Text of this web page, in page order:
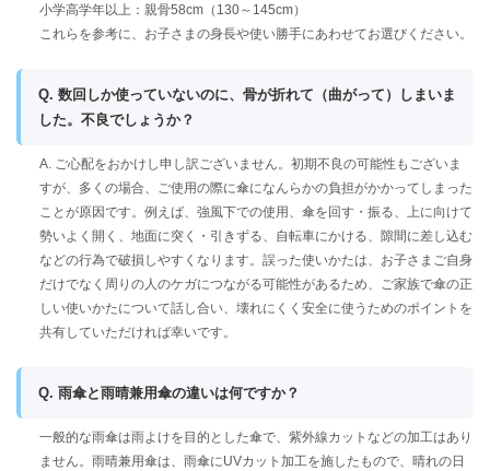
小学高学年以上：親骨58cm（130～145cm）
これらを参考に、お子さまの身長や使い勝手にあわせてお選びください。
Q. 数回しか使っていないのに、骨が折れて（曲がって）しまいま
した。不良でしょうか？
A. ご心配をおかけし申し訳ございません。初期不良の可能性もございま
すが、多くの場合、ご使用の際に傘になんらかの負担がかかってしまった
ことが原因です。例えば、強風下での使用、傘を回す・振る、上に向けて
勢いよく開く、地面に突く・引きずる、自転車にかける、隙間に差し込む
などの行為で破損しやすくなります。誤った使いかたは、お子さまご自身
だけでなく周りの人のケガにつながる可能性があるため、ご家族で傘の正
しい使いかたについて話し合い、壊れにくく安全に使うためのポイントを
共有していただければ幸いです。
Q. 雨傘と雨晴兼用傘の違いは何ですか？
一般的な雨傘は雨よけを目的とした傘で、紫外線カットなどの加工はあり
ません。雨晴兼用傘は、雨傘にUVカット加工を施したもので、晴れの日